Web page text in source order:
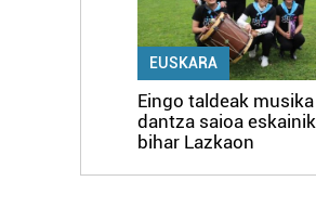
EUSKARA
Eingo taldeak
dantza saioa
bihar Lazkaon